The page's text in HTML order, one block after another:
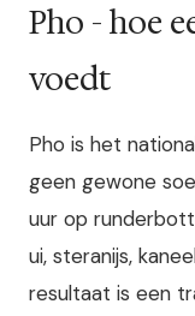
Pho - hoe
voedt
Pho is het
geen gewone
uur op
ui, steranijs,
resultaat is een